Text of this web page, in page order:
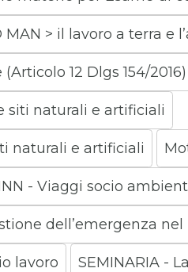
MAN > il lavoro a terra e
12 Dlgs 154/2016)
siti naturali e artificiali
naturali e artificiali
- Viaggi socio
dell’emergenza
lavoro SEMINARIA -